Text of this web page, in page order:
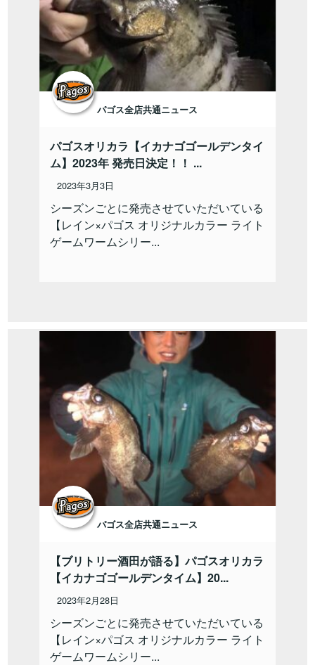
パゴス全店共通ニュース
パゴスオリカラ【イカナゴゴールデンタイ
ム】2023年 発売日決定！！ ...
2023年3月3日
シーズンごとに発売させていただいている
【レイン×パゴス オリジナルカラー ライト
ゲームワームシリー...
パゴス全店共通ニュース
【ブリトリー酒田が語る】パゴスオリカラ
【イカナゴゴールデンタイム】20...
2023年2月28日
シーズンごとに発売させていただいている
【レイン×パゴス オリジナルカラー ライト
ゲームワームシリー...